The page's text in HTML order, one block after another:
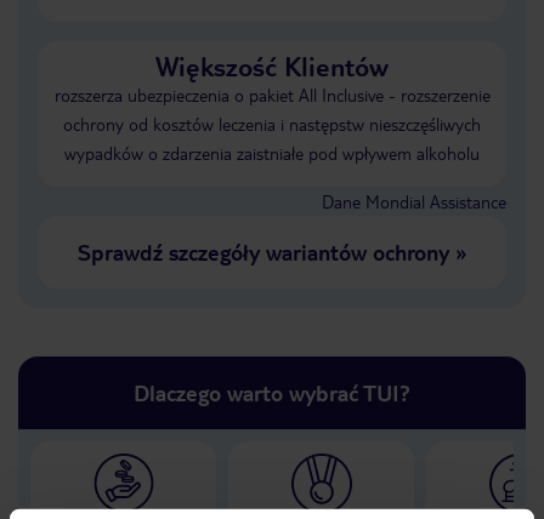
Większość Klientów
rozszerza ubezpieczenia o pakiet All Inclusive - rozszerzenie
ochrony od kosztów leczenia i następstw nieszczęśliwych
wypadków o zdarzenia zaistniałe pod wpływem alkoholu
Dane Mondial Assistance
Sprawdź szczegóły wariantów ochrony»
Dlaczego warto wybrać TUI?